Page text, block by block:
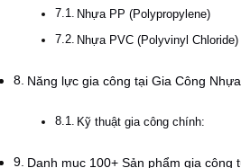
Nhựa PP (Polypropylene)
Nhựa PVC (Polyvinyl Chloride)
Năng lực gia công tại Gia Công
Kỹ thuật gia công chính:
Danh mục 100+ Sản phẩm gia công